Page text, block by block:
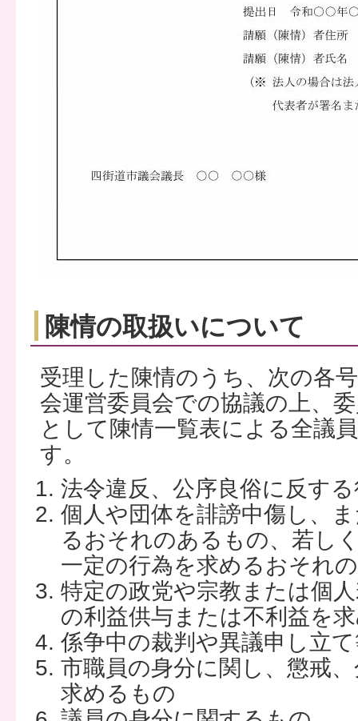
陳情の取扱いについて
受理した陳情のうち、次の各
会運営委員会での協議の上、
として陳情一覧表による全議
す。
法令違反、公序良俗に反す
個人や団体を誹謗中傷し、
るおそれのあるもの、若し
一定の行為を求めるおそれ
特定の政党や宗教または個
の利益供与または不利益を
係争中の裁判や異議申し立
市職員の身分に関し、懲戒
求めるもの